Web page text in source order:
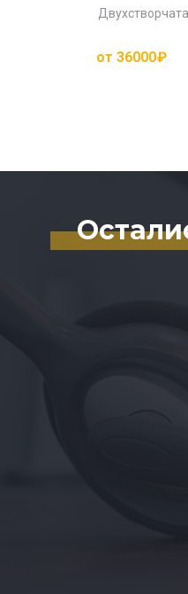
от 36000₽